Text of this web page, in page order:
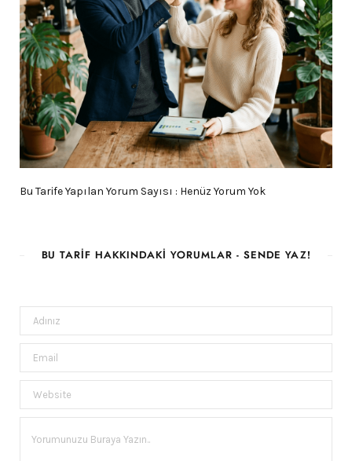
Bu Tarife Yapılan Yorum Sayısı : Henüz Yorum Yok
BU TARIF HAKKINDAKI YORUMLAR - SENDE YAZ!